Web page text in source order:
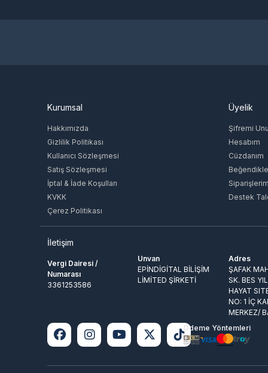
Kurumsal
Hakkımızda
Gizlilik Politikası
Kullanıcı Sözleşmesi
Satış Sözleşmesi
İptal & İade Koşulları
KVKK
Çerez Politikası
Üyelik
Şifremi
Hesabım
Cüzdanım
Siparişlerim
Destek
İletişim
Vergi Dairesi /
Numarası
3361253586
Unvan
EPİNDİGİTAL BİLİŞİM
LİMİTED ŞİRKETİ
Adres
ŞAFAK
SK. BES
HAYAT
NO: 1 İÇ
MERKEZ/
Ödeme Yöntemleri